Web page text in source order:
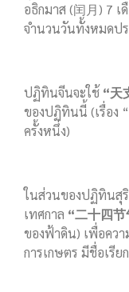
อธิกมาส (闰月) 7
จำนวนวันทั้งหมดป
ปฏิทินจีนจะใช้ “天
ของปฏิทินนี้ (เรื่อง
ครั้งหนึ่ง)
ในส่วนของปฏิทินสุ
เทศกาล “二十四节
ของฟ้าดิน) เพื่อควา
การเกษตร มีชื่อเรีย